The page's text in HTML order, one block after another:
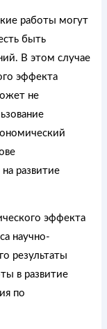
работы могут
быть
В этом случае
эффекта
не
развитие
эффекта
научно-
результаты
в развитие
по